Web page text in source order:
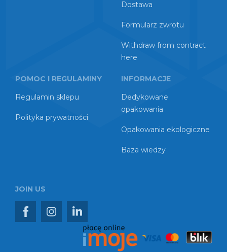
Dostawa
Formularz zwrotu
Withdraw from contract
here
POMOC I REGULAMINY
Regulamin sklepu
Polityka prywatności
INFORMACJE
Dedykowane
opakowania
Opakowania ekologiczne
Baza wiedzy
JOIN US